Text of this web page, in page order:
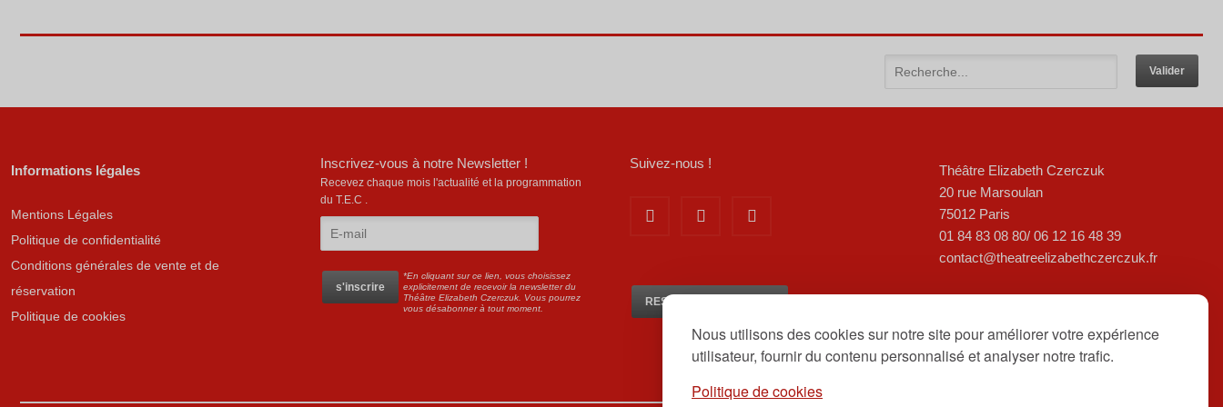
Nous utilisons des cookies sur notre site pour améliorer votre expérience
utilisateur, fournir du contenu personnalisé et analyser notre trafic.
Politique de cookies
Informations légales
Mentions Légales
Politique de confidentialité
Conditions générales de vente et de
réservation
Politique de cookies
Inscrivez-vous à notre Newsletter !
Recevez chaque mois l'actualité et la programmation
du T.E.C .
*En cliquant sur ce lien, vous choisissez
explicitement de recevoir la newsletter du
Théâtre Elizabeth Czerczuk. Vous pourrez
vous désabonner à tout moment.
Suivez-nous !
RESERVEZ EN LIGNE ICI
Théâtre Elizabeth Czerczuk
20 rue Marsoulan
75012 Paris
01 84 83 08 80/ 06 12 16 48 39
contact@theatreelizabethczerczuk.fr